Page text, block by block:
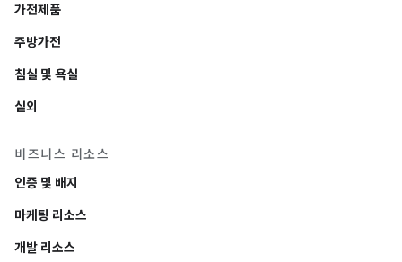
가전제품
주방가전
침실 및 욕실
실외
비즈니스 리소스
인증 및 배지
마케팅 리소스
개발 리소스